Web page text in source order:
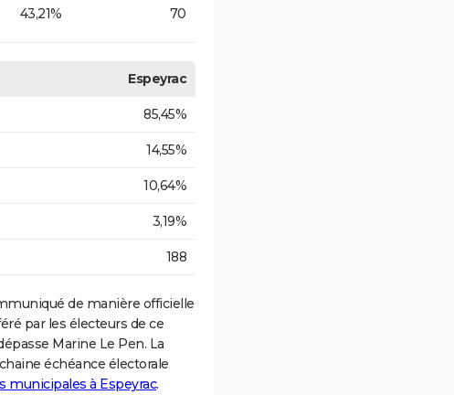
43,21% 70
Espeyrac
85,45%
14,55%
10,64%
3,19%
188
de manière officielle
par les électeurs de ce
Marine Le Pen. La
échéance électorale
municipales à Espeyrac.